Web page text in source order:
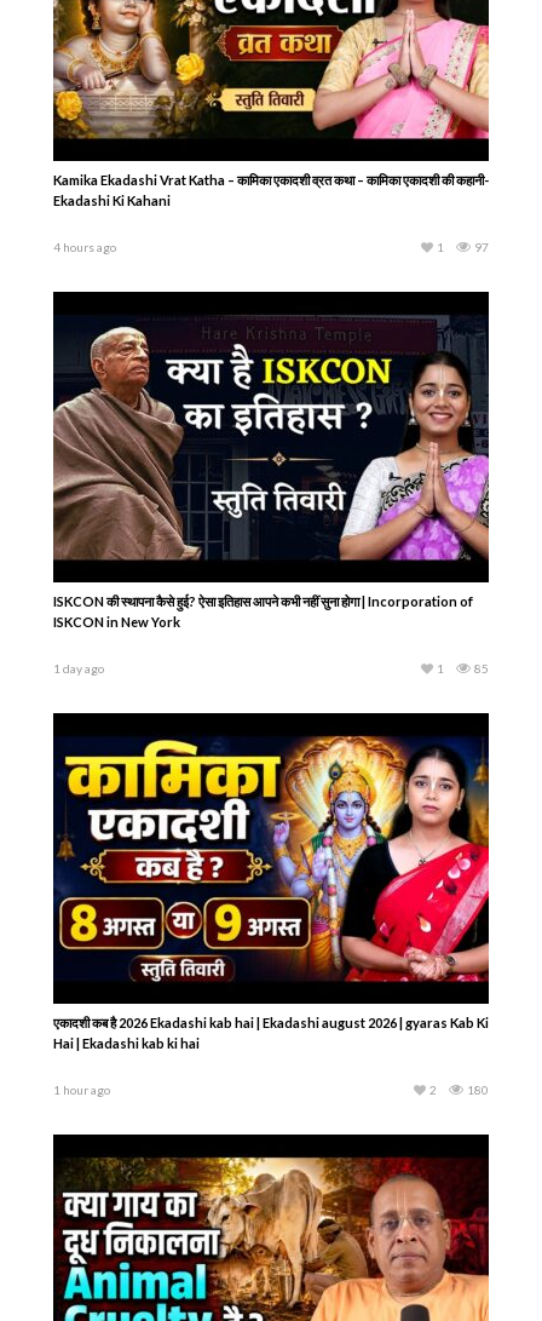
Kamika Ekadashi Vrat Katha – कामिका एकादशी व्रत कथा – कामिका एकादशी की कहानी-
Ekadashi Ki Kahani
4 hours ago 97
1
ISKCON की स्थापना कैसे हुई? ऐसा इतिहास आपने कभी नहीं सुना होगा | Incorporation of
ISKCON in New York
1 day ago 85
1
एकादशी कब है 2026 Ekadashi kab hai | Ekadashi august 2026 | gyaras Kab Ki
Hai | Ekadashi kab ki hai
1 hour ago 180
2